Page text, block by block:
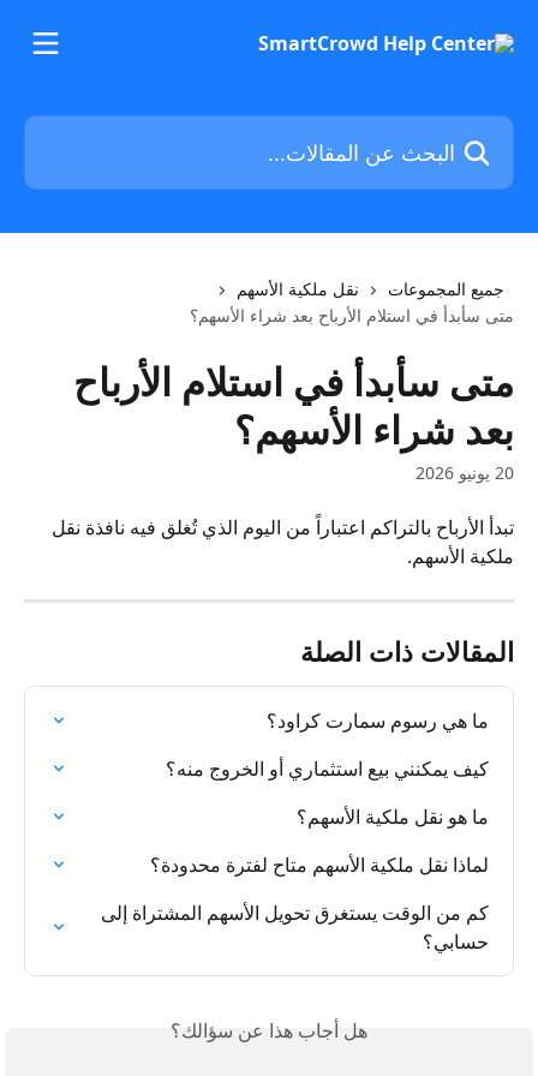
البحث عن المقالات...
جميع المجموعات
نقل ملكية الأسهم
متى سأبدأ في استلام الأرباح بعد شراء الأسهم؟
متى سأبدأ في استلام الأرباح
بعد شراء الأسهم؟
20 يونيو 2026
تبدأ الأرباح بالتراكم اعتباراً من اليوم الذي تُغلق فيه نافذة نقل
ملكية الأسهم.
المقالات ذات الصلة
ما هي رسوم سمارت كراود؟
كيف يمكنني بيع استثماري أو الخروج منه؟
ما هو نقل ملكية الأسهم؟
لماذا نقل ملكية الأسهم متاح لفترة محدودة؟
كم من الوقت يستغرق تحويل الأسهم المشتراة إلى
حسابي؟
هل أجاب هذا عن سؤالك؟